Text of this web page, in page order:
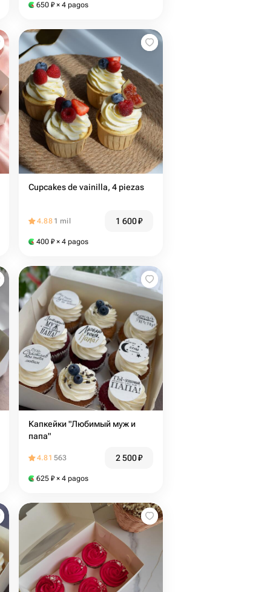
650 ₽ × 4 pagos
Cupcakes de vainilla, 4 piezas
4.88 1 mil 1 600₽
400 ₽ × 4 pagos
Капкейки "Любимый муж и
папа"
4.81 563 2 500₽
625 ₽ × 4 pagos